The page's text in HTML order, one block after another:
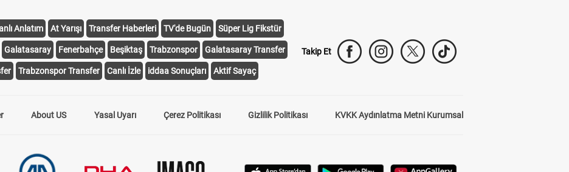
Anlatım At Yarışı Transfer Haberleri TV'de Bugün Süper Lig Fikstür
Galatasaray Fenerbahçe Beşiktaş Trabzonspor Galatasaray Transfer
Trabzonspor Transfer Canlı İzle iddaa Sonuçları Aktif Sayaç
Takip Et
About US Yasal Uyarı Çerez Politikası Gizlilik Politikası KVKK Aydınlatma Metni Kurumsal